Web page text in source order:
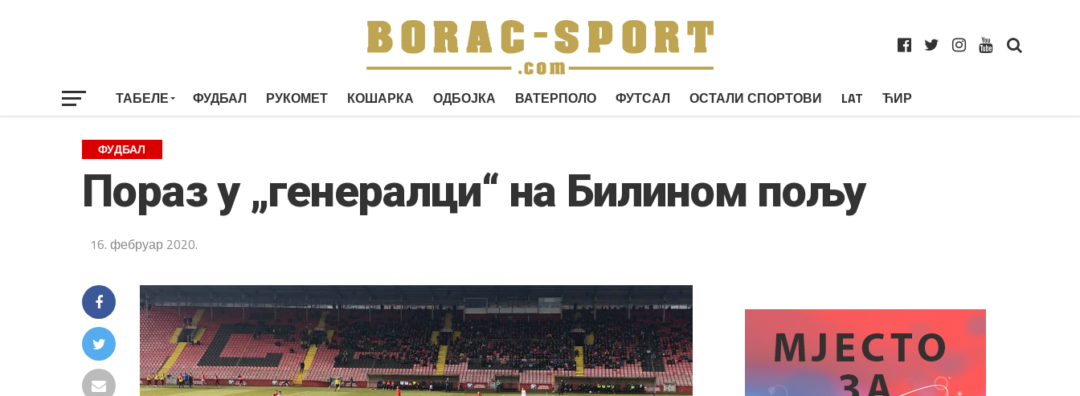
ТАБЕЛЕ ФУДБАЛ РУКОМЕТ КОШАРКА ОДБОЈКА ВАТЕРПОЛО ФУТСАЛ ОСТАЛИ СПОРТОВИ LAT ЋИР
ФУДБАЛ
Пораз у „генералци“ на Билином пољу
16. фебруар 2020.